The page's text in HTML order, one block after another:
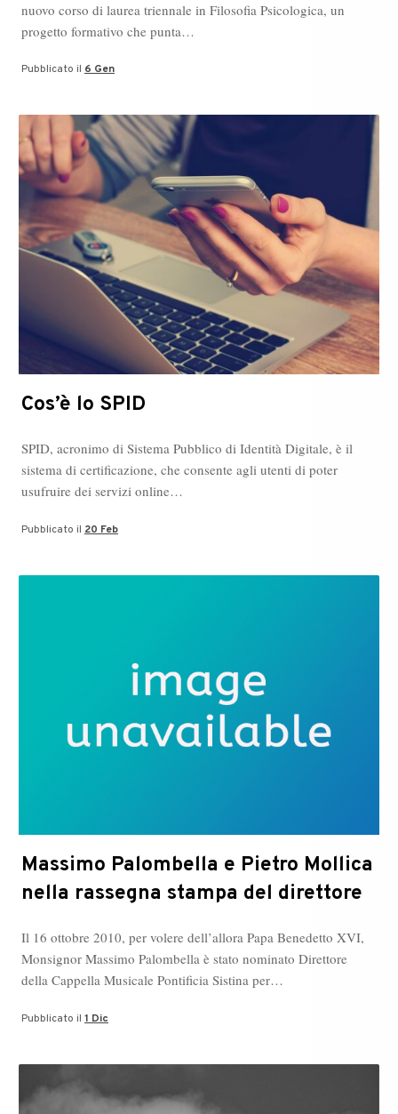
nuovo corso di laurea triennale in Filosofia Psicologica, un
progetto formativo che punta…
Pubblicato il 6 Gen
Cos’è lo SPID
SPID, acronimo di Sistema Pubblico di Identità Digitale, è il
sistema di certificazione, che consente agli utenti di poter
usufruire dei servizi online…
Pubblicato il 20 Feb
Massimo Palombella e Pietro Mollica
nella rassegna stampa del direttore
Il 16 ottobre 2010, per volere dell’allora Papa Benedetto XVI,
Monsignor Massimo Palombella è stato nominato Direttore
della Cappella Musicale Pontificia Sistina per…
Pubblicato il 1 Dic